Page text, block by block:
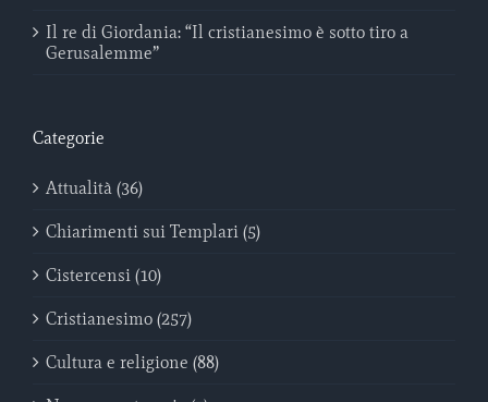
Il re di Giordania: “Il cristianesimo è sotto tiro a
Gerusalemme”
Categorie
Attualità (36)
Chiarimenti sui Templari (5)
Cistercensi (10)
Cristianesimo (257)
Cultura e religione (88)